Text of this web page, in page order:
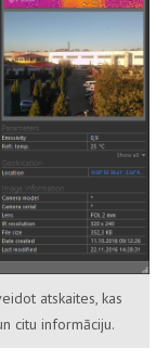
atskaites, kas
citu informāciju.